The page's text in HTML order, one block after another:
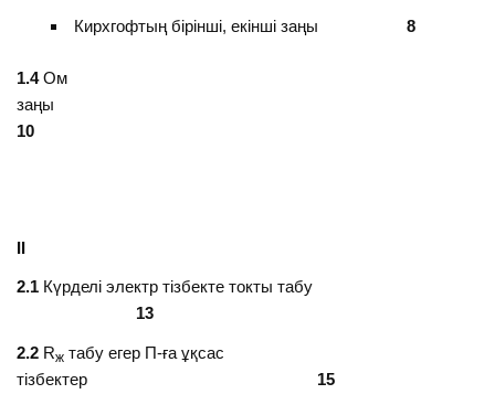
Кирхгофтың бірінші, екінші заңы 8
1.4Ом
заңы
10
ІІ
2.1 Күрделі электр тізбекте токты табу
13
2.2 Rж табу егер П-ға ұқсас
тізбектер 15